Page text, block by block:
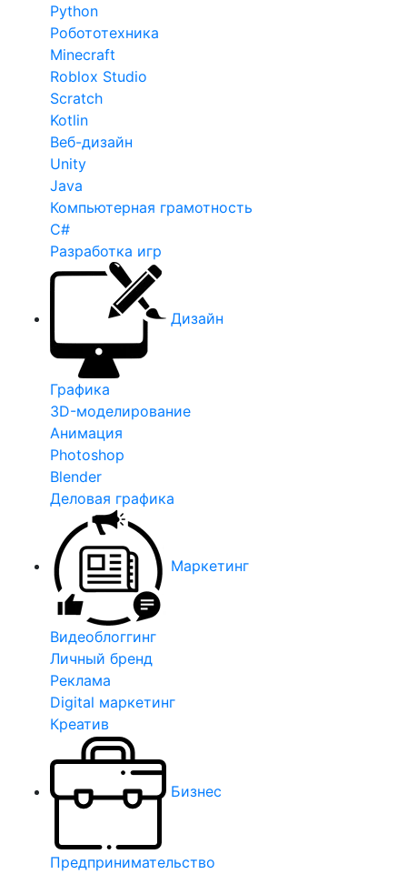
Python
Робототехника
Minecraft
Roblox Studio
Scratch
Kotlin
Веб-дизайн
Unity
Java
Компьютерная грамотность
C#
Разработка игр
Дизайн
Графика
3D-моделирование
Анимация
Photoshop
Blender
Деловая графика
Маркетинг
Видеоблоггинг
Личный бренд
Реклама
Digital маркетинг
Креатив
Бизнес
Предпринимательство